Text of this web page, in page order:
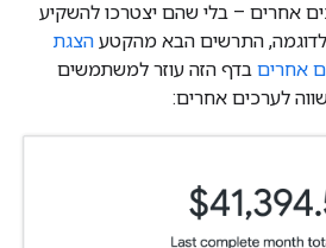
– בלי שהם יצטרכו להשקיע
התרשים הבא מהקטעהצגת
בדף הזה עוזר למשתמשים
לערכים אחרים: